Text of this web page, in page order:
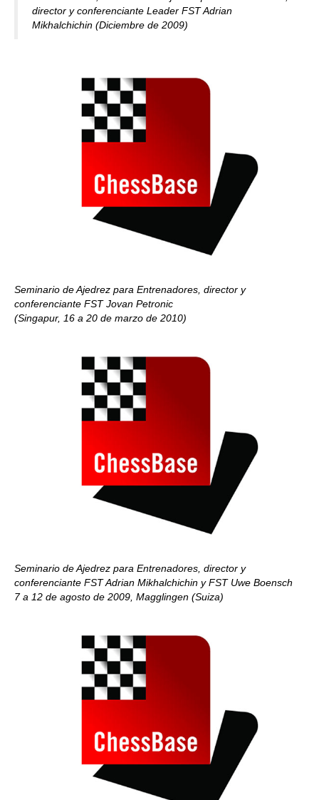
director y conferenciante Leader FST Adrian
Mikhalchichin (Diciembre de 2009)
Seminario de Ajedrez para Entrenadores, director y
conferenciante FST Jovan Petronic
(Singapur, 16 a 20 de marzo de 2010)
Seminario de Ajedrez para Entrenadores, director y
conferenciante FST Adrian Mikhalchichin y FST Uwe Boensch
7 a 12 de agosto de 2009, Magglingen (Suiza)